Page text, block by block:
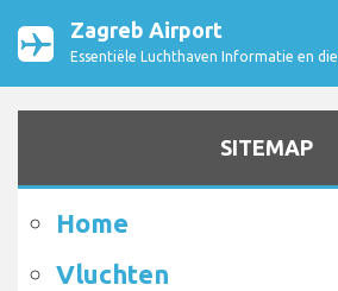
Zagreb Airport
Essentiële Luchthaven Informatie en
SITEMAP
Home
Vluchten